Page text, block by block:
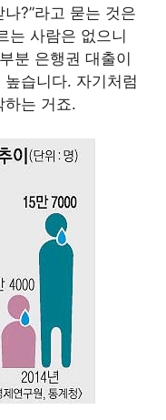
?”라고 묻는 것은
는 사람은 없으니
분 은행권 대출이
습니다. 자기처럼
하는 거죠.